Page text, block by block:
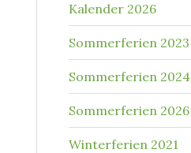
Kalender 2026
Sommerferien 2023
Sommerferien 2024
Sommerferien 2026
Winterferien 2021